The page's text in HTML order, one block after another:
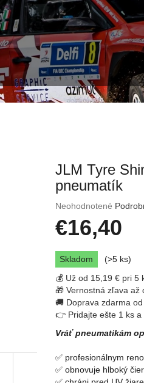
JLM Tyre
pneumatík
Priemerné
hodnotenie
produktu
0,0
z
5
hviezdičiek.
Neohodnotené
€16,40
Jednotková
cena:
Skladom
(>5 ks)
💰 Už od 15,19 € pri 5
🎁 Vernostná zľava až
🚚 Doprava zdarma
👉 Pridajte ešte 1 ks a
Vráť pneumatikám
✅ profesionálnym
✅ obnovuje hlboký